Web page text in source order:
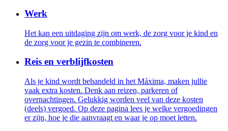
Werk
Het kan een uitdaging zijn om werk, de zorg voor je kind en
de zorg voor je gezin te combineren.
Reis en verblijfkosten
Als je kind wordt behandeld in het Máxima, maken jullie
vaak extra kosten. Denk aan reizen, parkeren of
overnachtingen. Gelukkig worden veel van deze kosten
(deels) vergoed. Op deze pagina lees je welke vergoedingen
er zijn, hoe je die aanvraagt en waar je op moet letten.